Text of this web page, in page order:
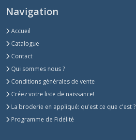
Navigation
Accueil
Catalogue
Contact
Qui sommes nous ?
Conditions générales de vente
Créez votre liste de naissance!
La broderie en appliqué: qu'est ce que c'est ?
Programme de Fidélité